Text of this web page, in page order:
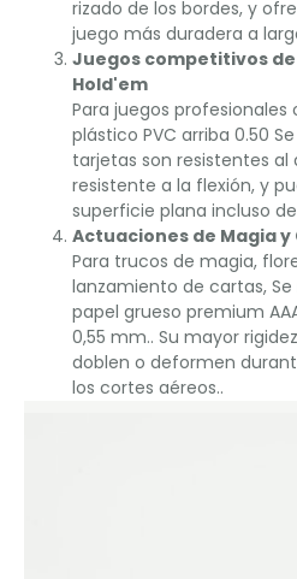
rizado de los bordes, y
juego más duradera a
Juegos competitivos
Hold'em
Para juegos
plástico PVC arriba 0.50
tarjetas son resistentes
resistente a la flexión, y
superficie plana incluso
Actuaciones de Magia
Para trucos de magia,
lanzamiento de cartas,
papel grueso premium
0,55 mm.. Su mayor
doblen o deformen
los cortes aéreos..